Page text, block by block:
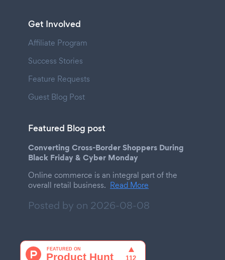
Get Involved
Affiliate Program
Success Stories
Feature Requests
Guest Blog Post
Featured Blog post
Converting Cross-Border Shoppers During
Black Friday & Cyber Monday
Online commerce is an integral part of the
overall retail business. Read More
Posted by on 2026-08-08